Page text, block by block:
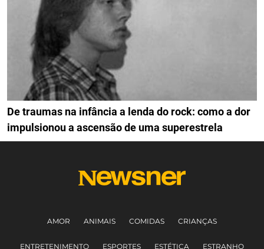
De traumas na infância a lenda do rock: como a dor
impulsionou a ascensão de uma superestrela
AMOR ANIMAIS COMIDAS CRIANÇAS
ENTRETENIMENTO ESPORTES ESTÉTICA ESTRANHO